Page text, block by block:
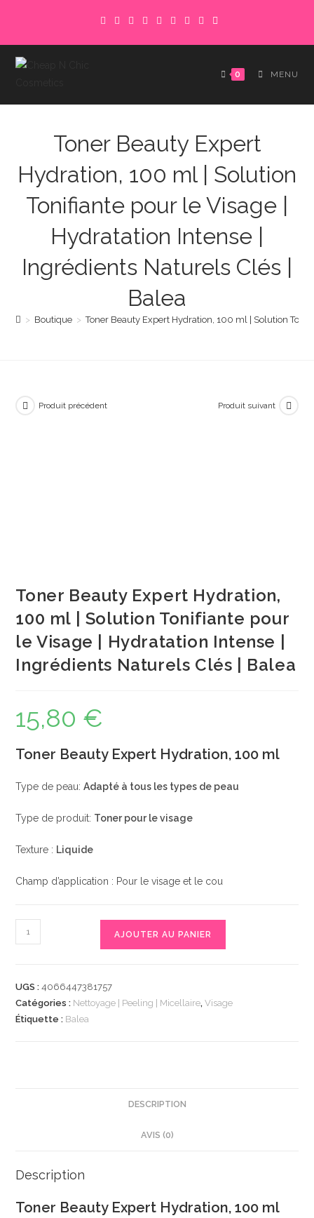
content
0 MENU
Toner Beauty Expert
Hydration, 100 ml | Solution
Tonifiante pour le Visage |
Hydratation Intense |
Ingrédients Naturels Clés |
Balea
> Boutique > Toner Beauty Expert Hydration, 100 ml | Solution
Produit précédent Produit suivant
Toner Beauty Expert Hydration,
100 ml | Solution Tonifiante pour
le Visage | Hydratation Intense |
Ingrédients Naturels Clés | Balea
15,80 €
Toner Beauty Expert Hydration, 100 ml
Type de peau:Adapté à tous les types de peau
Type de produit: Toner pour le visage
Texture : Liquide
Champ d’application : Pour le visage et le cou
de
Expert
Hydration,
|
Intense
AJOUTER AU PANIER
UGS :4066447381757
Catégories : Nettoyage | Peeling | Micellaire,Visage
Étiquette : Balea
DESCRIPTION
AVIS (0)
Description
Toner Beauty Expert Hydration, 100 ml